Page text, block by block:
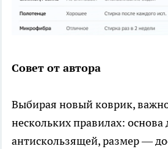
Совет от автора
Выбирая новый коврик,
нескольких правилах:
антискользящей, размер —